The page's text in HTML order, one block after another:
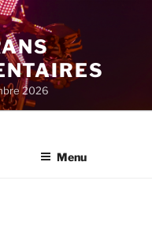
2026
Menu